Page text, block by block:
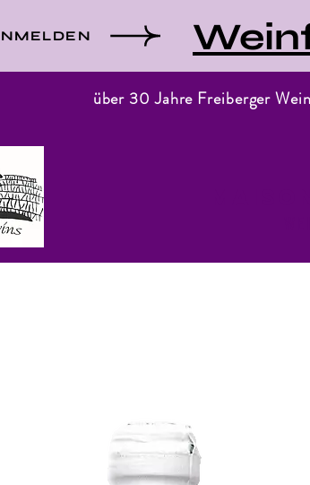
über 30 Jahre Freiberger